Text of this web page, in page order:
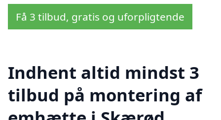
Få 3 tilbud, gratis og uforpligtende
Indhent altid mindst 3
tilbud på montering af